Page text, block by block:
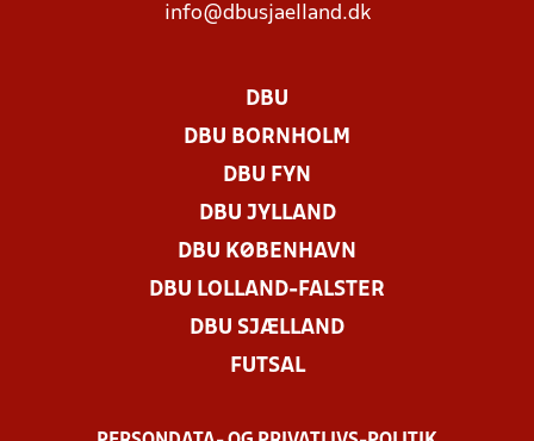
info@dbusjaelland.dk
DBU
DBU BORNHOLM
DBU FYN
DBU JYLLAND
DBU KØBENHAVN
DBU LOLLAND-FALSTER
DBU SJÆLLAND
FUTSAL